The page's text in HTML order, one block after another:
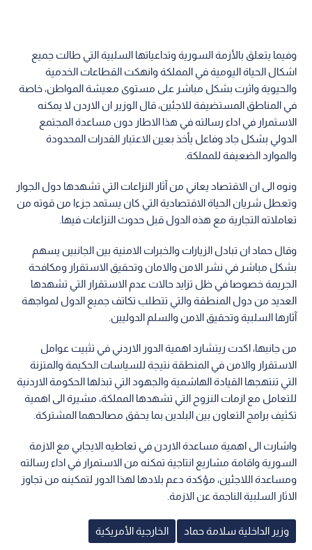
وفيما يتعلق بالأزمة السورية وتداعياتها السلبية التي طالت جميع
اشكال الحياة اليومية في المملكة وانهكت القطاعات الخدمية
والحيوية واثرت بشكل مباشر على مستوى معيشة المواطن، خاصة
في المناطق المستضيفة للاجئين، قال الوزير ان الاردن لا يمكنه
الاستمرار في اداء رسالته في هذا الاطار دون مساعدة المجتمع
الدولي بشكل جاد وفاعل يأخذ بعين الاعتبار القدرات المحدودة
والموارد الضعيفة للمملكة.
ونوه الى ان الاقتصاد يعاني من آثار النزاعات التي تشهدها دول الجوار
وتعطل شريان الحياة الاقتصادية التي كان يستمد جزءا من قوته من
تعاملاته التجارية مع هذه الدول قبل حدوث النزاعات فيها.
وقال حماد ان تبادل الزيارات والخبرات الامنية بين الجانبين يسهم
بشكل مباشر في نشر الامن والامان وتحقيق الاستقرار ومكافحة
الجريمة خصوصا في ظل تزايد حالات عدم الاستقرار التي تشهدها
العديد من دول المنطقة والتي تتطلب تكاتف جميع الدول لمواجهة
آثارها السلبية وتحقيق الامن والسلم الدوليين.
من جانبها، اكدت ريتشارد اهمية الدور الاردني في تثبيت عوامل
الاستقرار والامن في المنطقة نتيجة للسياسات الحكيمة والمتزنة
التي تنتهجها القيادة الهاشمية والجهود التي تبذلها الحكومة الاردنية
للتعامل مع ازمات النزوح التي تشهدها المملكة، مشيرة الى اهمية
تكثيف برامج التعاون بين البلدين بما يحقق مصالحهما المشتركة.
واشارت الى اهمية مساعدة الاردن في تعاطيه الايجابي مع الازمة
السورية واقامة مشاريع انتاجية تمكنه من الاستمرار في اداء رسالته
ومساعدة اللاجئين، مؤكدة دعم بلادها لهذا الدور لتمكينه من تجاوز
الاثار السلبية الناجمة عن الازمة.
وزير الداخلية سلامة حماد الخارجية الأمريكية